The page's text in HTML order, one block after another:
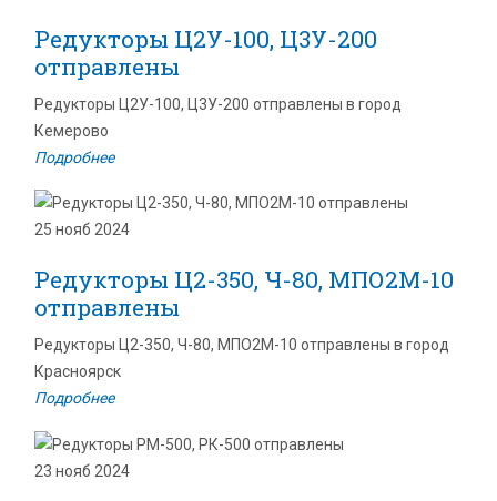
Редукторы Ц2У-100, Ц3У-200
отправлены
Редукторы Ц2У-100, Ц3У-200 отправлены в город
Кемерово
Подробнее
25 нояб 2024
Редукторы Ц2-350, Ч-80, МПО2М-10
отправлены
Редукторы Ц2-350, Ч-80, МПО2М-10 отправлены в город
Красноярск
Подробнее
23 нояб 2024